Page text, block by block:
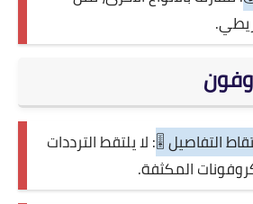
التفاصيل 🎚️: لا يلتقط الترددات
المكثفة.